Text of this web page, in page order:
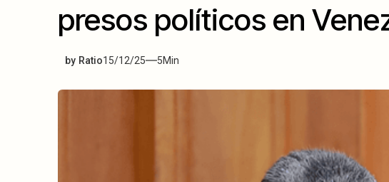
presos políticos en
by Ratio15/12/25 5Min